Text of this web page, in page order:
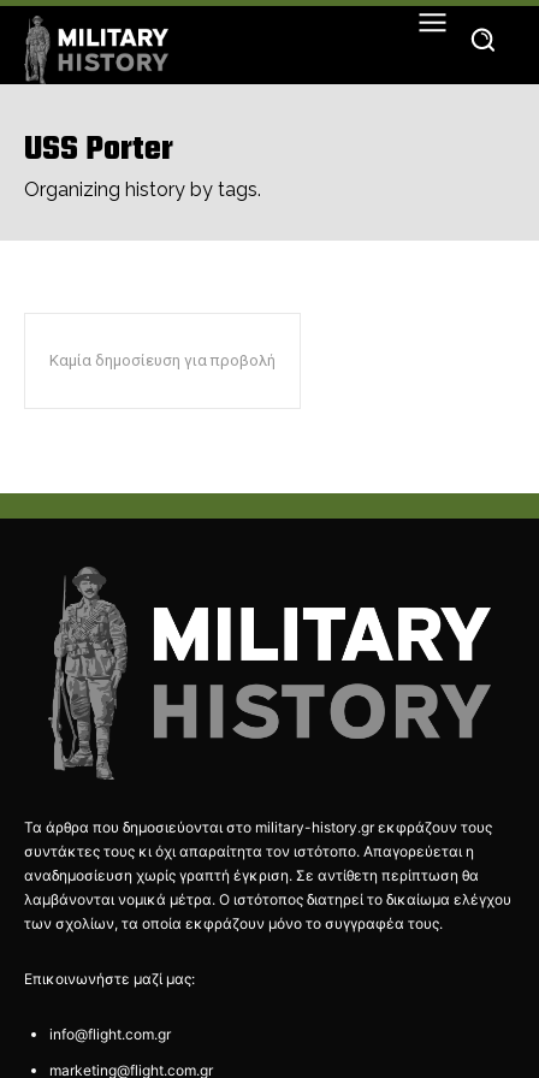
USS Porter
Organizing history by tags.
Καμία δημοσίευση για προβολή
Τα άρθρα που δημοσιεύονται στο military-history.gr εκφράζουν τους
συντάκτες τους κι όχι απαραίτητα τον ιστότοπο. Απαγορεύεται η
αναδημοσίευση χωρίς γραπτή έγκριση. Σε αντίθετη περίπτωση θα
λαμβάνονται νομικά μέτρα. Ο ιστότοπος διατηρεί το δικαίωμα ελέγχου
των σχολίων, τα οποία εκφράζουν μόνο το συγγραφέα τους.
Επικοινωνήστε μαζί μας:
info@flight.com.gr
marketing@flight.com.gr